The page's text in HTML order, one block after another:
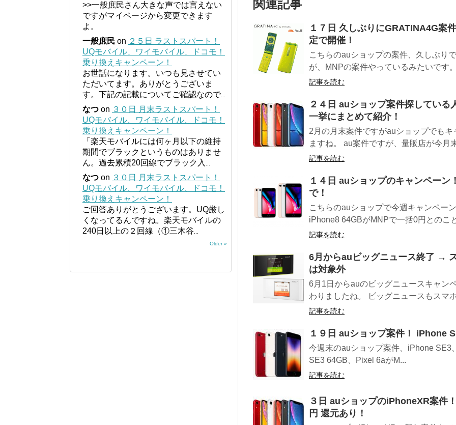
関連記事
１７日 久しぶりにGRATINA4G案
定で開催！
こちらのauショップの案件、久しぶり
が、MNPの案件やっているみたいです
記事を読む
２４日 auショップ案件探してい
一挙にまとめて紹介！
2月の月末案件ですがauショップでも
ますね。 au案件ですが、量販店が今月
記事を読む
１４日 auショップのキャンペー
で！
こちらのauショップで今週キャンペー
iPhone8 64GBがMNPで一括0円とのこ
記事を読む
6月からauビッグニュース終了 →
は対象外
6月1日からauのビッグニュースキャン
わりましたね。 ビッグニュースもスマ
記事を読む
１９日 auショップ案件！ iPhone
今週末のauショップ案件、iPhone SE3
SE3 64GB、Pixel 6aがM...
記事を読む
３日 auショップのiPhoneXR案件
円 還元あり！
>>一般庶民さん大きな声では言えない
ですがマイページから変更できます
よ。
一般庶民 on ２５日 ラストスパート！
UQモバイル、ワイモバイル、ドコモ！
乗り換えキャンペーン！
お世話になります。いつも見させてい
ただいてます。ありがとうございま
す。下記の記載についてご確認なので...
なつ on ３０日 月末ラストスパート！
UQモバイル、ワイモバイル、ドコモ！
乗り換えキャンペーン！
「楽天モバイルには何ヶ月以下の維持
期間でブラックというものはありませ
ん。過去累積20回線でブラック入
なつ on ３０日 月末ラストスパート！
UQモバイル、ワイモバイル、ドコモ！
乗り換えキャンペーン！
ご回答ありがとうございます。UQ厳し
くなってるんですね。楽天モバイルの
240日以上の２回線（①三木谷
Older »